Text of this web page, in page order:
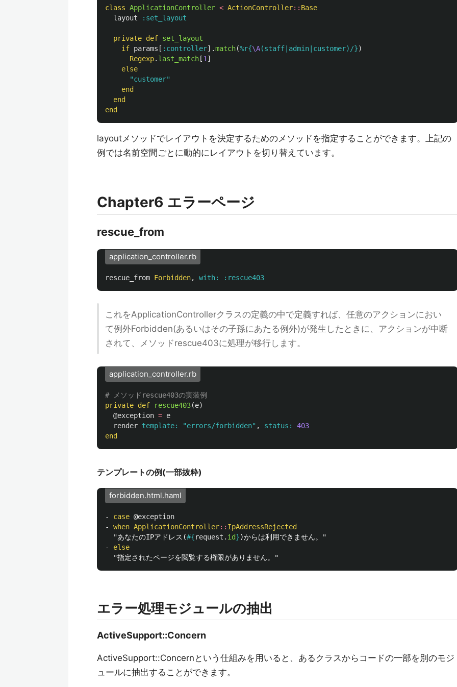
class ApplicationController < ActionController:: Base
layout
:set_layout
private def set_layout
if params [ :controller].match(%r{\A(staff|admin|customer)/})
Regexp. last_match [1 ]
else
"customer"
end
end
end
layoutメソッドでレイアウトを決定するためのメソッドを指定することができます。上記の
例では名前空間ごとに動的にレイアウトを切り替えています。
Chapter6 エラーページ
rescue_from
application_controller.rb
rescue_from Forbidden, with: :rescue403
これをApplicationControllerクラスの定義の中で定義すれば、任意のアクションにおい
て例外Forbidden(あるいはその子孫にあたる例外)が発生したときに、アクションが中断
されて、メソッドrescue403に処理が移行します。
application_controller.rb
# メソッドrescue403の実装例
private def rescue403(e)
@exception = e
render template: "errors/forbidden" , status: 403
end
テンプレートの例(一部抜粋)
forbidden.html.haml
- case @exception
-
when ApplicationController:: IpAddressRejected
  "あなたのIPアドレス(
#{request . id}
-
else
エラー処理モジュールの抽出
ActiveSupport::Concern
ActiveSupport::Concernという仕組みを用いると、あるクラスからコードの一部を別のモジ
ュールに抽出することができます。